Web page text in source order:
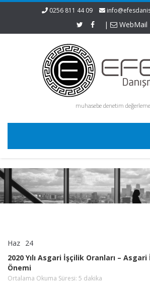
0256 811 44 09
| WebMail
muhasebe denetim değerleme
Haz 24
Asgari
Oranları
2020 Yılı Asgari İşçilik Oranları –
Önemi
Ortalama Okuma Süresi: 5 dakika